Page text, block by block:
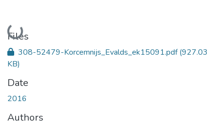
Loading...
Files
308-52479-Korcemnijs_Evalds_ek15091.pdf(927.03
KB)
Date
2016
Authors